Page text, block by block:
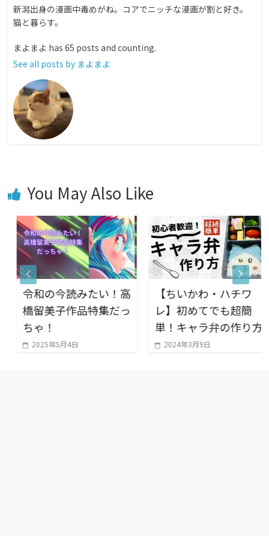
新潟出身の漫画中毒めがね。コアでニッチな漫画が割と好き。
猫と暮らす。
まよまよ has 65 posts and counting.
See all posts by まよまよ
You May Also Like
令和の今読みたい！高
橋留美子作品特集だっ
ちゃ！
2025年5月4日
【ちいかわ・ハチワ
レ】初めてでも超簡
単！キャラ弁の作り方
2024年3月9日